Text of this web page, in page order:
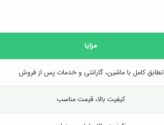
مزایا
تطابق کامل با ماشین، گارانتی و خدمات پس از فروش
کیفیت بالا، قیمت مناسب